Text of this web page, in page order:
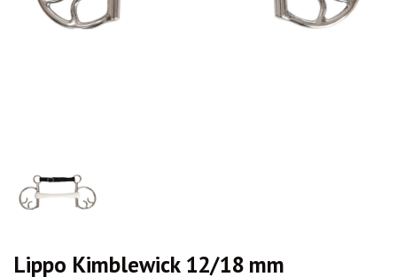
Lippo Kimblewick 12/18 mm